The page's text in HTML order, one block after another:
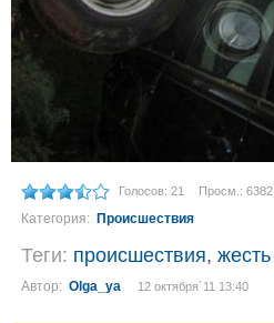
Голосов: 21 Просм.: 6382
Категория: Происшествия
Теги: происшествия, жесть
Автор: Olga_ya 12 октября´11 13:40